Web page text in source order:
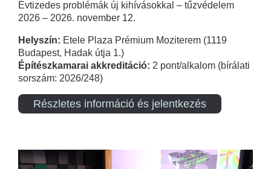
Évtizedes problémák új kihívásokkal – tűzvédelem
2026 – 2026. november 12.
Helyszín: Etele Plaza Prémium Moziterem (1119
Budapest, Hadak útja 1.)
Építészkamarai akkreditáció: 2 pont/alkalom (bírálati
sorszám: 2026/248)
Részletes információ és jelentkezés